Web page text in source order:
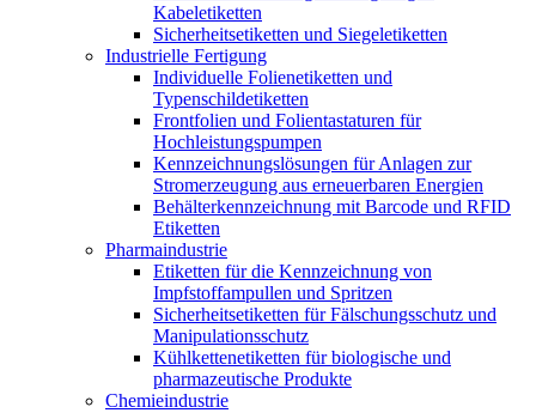
Kabeletiketten
Sicherheitsetiketten und Siegeletiketten
Industrielle Fertigung
Individuelle Folienetiketten und
Typenschildetiketten
Frontfolien und Folientastaturen für
Hochleistungspumpen
Kennzeichnungslösungen für Anlagen zur
Stromerzeugung aus erneuerbaren Energien
Behälterkennzeichnung mit Barcode und RFID
Etiketten
Pharmaindustrie
Etiketten für die Kennzeichnung von
Impfstoffampullen und Spritzen
Sicherheitsetiketten für Fälschungsschutz und
Manipulationsschutz
Kühlkettenetiketten für biologische und
pharmazeutische Produkte
Chemieindustrie